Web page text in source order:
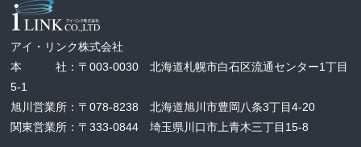
アイ・リンク株式会社
本 社：〒003-0030 北海道札幌市白石区流通センター1丁目
5-1
旭川営業所：〒078-8238 北海道旭川市豊岡八条3丁目4-20
関東営業所：〒333-0844 埼玉県川口市上青木三丁目15-8